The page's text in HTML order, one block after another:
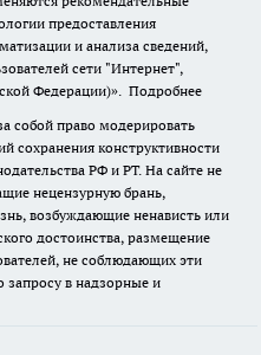
предоставления
и анализа сведений,
сети "Интернет",
Федерации)». Подробнее
собой право модерировать
сохранения конструктивности
РФ и РТ. На сайте не
нецензурную брань,
возбуждающие ненависть или
достоинства, размещение
не соблюдающих эти
запросу в надзорные и